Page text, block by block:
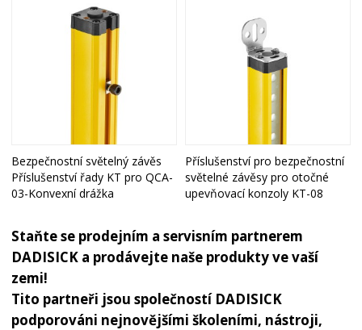
Bezpečnostní světelný závěs
Příslušenství řady KT pro QCA-
03-Konvexní drážka
Příslušenství pro bezpečnostní
světelné závěsy pro otočné
upevňovací konzoly KT-08
Staňte se prodejním a servisním partnerem
DADISICK a prodávejte naše produkty ve vaší
zemi!
Tito partneři jsou společností DADISICK
podporováni nejnovějšími školeními, nástroji,